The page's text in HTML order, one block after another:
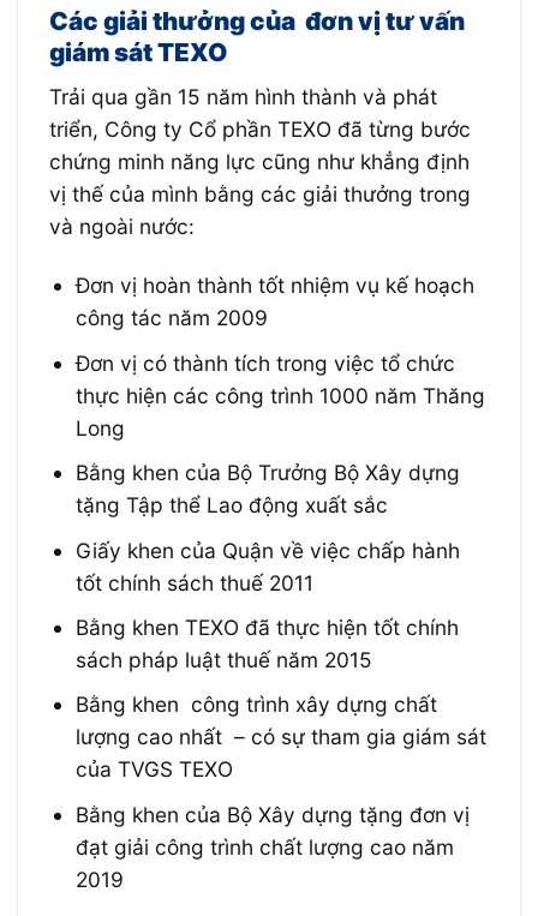
Các giải thưởng của đơn vị tư vấn
giám sát TEXO
Trải qua gần 15 năm hình thành và phát
triển, Công ty Cổ phần TEXO đã từng bước
chứng minh năng lực cũng như khẳng định
vị thế của mình bằng các giải thưởng trong
và ngoài nước:
Đơn vị hoàn thành tốt nhiệm vụ kế hoạch
công tác năm 2009
Đơn vị có thành tích trong việc tổ chức
thực hiện các công trình 1000 năm Thăng
Long
Bằng khen của Bộ Trưởng Bộ Xây dựng
tặng Tập thể Lao động xuất sắc
Giấy khen của Quận về việc chấp hành
tốt chính sách thuế 2011
Bằng khen TEXO đã thực hiện tốt chính
sách pháp luật thuế năm 2015
Bằng khen công trình xây dựng chất
lượng cao nhất – có sự tham gia giám sát
của TVGS TEXO
Bằng khen của Bộ Xây dựng tặng đơn vị
đạt giải công trình chất lượng cao năm
2019